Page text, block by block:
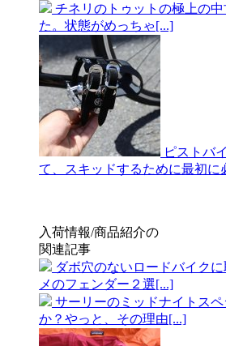
チネリのトゥットの極上の
た。状態がめっちゃ[...]
ピストバ
て、スキッドするために最初に
入荷情報/商品紹介の
関連記事
ダボ穴のないロードバイク
メのフェンダー２選[...]
サーリーのミッドナイトス
か？やっと、その理由[...]